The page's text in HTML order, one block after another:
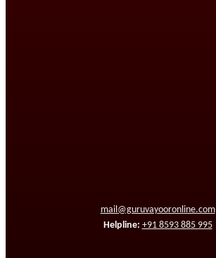
mail@guruvayooronline.com
Helpline: +91 8593 885 995